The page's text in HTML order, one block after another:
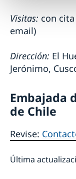
Visitas: con
email)
Dirección: El
Jerónimo,
Embajada
de Chile
Revise:
Última